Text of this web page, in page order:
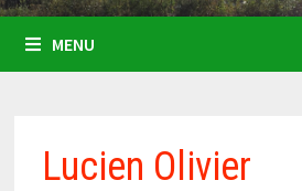
MENU
Lucien Olivier